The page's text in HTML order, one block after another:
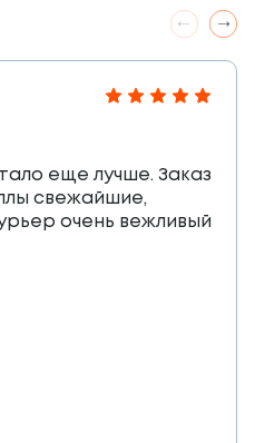
еще лучше. Заказ
свежайшие,
очень вежливый